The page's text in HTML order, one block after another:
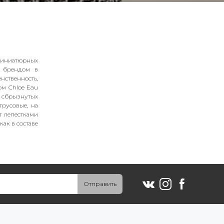
брендом в
Chloe Eau
на
лепестками
в составе
Отправить